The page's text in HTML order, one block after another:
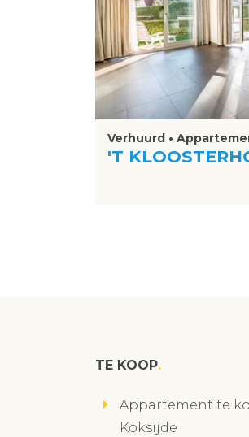
Verhuurd •
'T
TE KOOP
Appartement te
Koksijde